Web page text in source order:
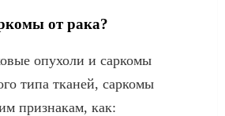
от рака?
опухоли и саркомы
типа тканей, саркомы
признакам, как: